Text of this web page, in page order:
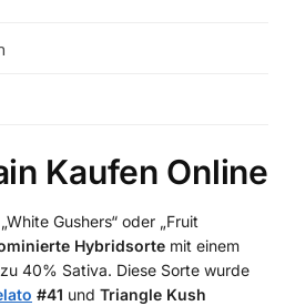
Kaufen Online
Gushers“ oder „Fruit
Hybridsorte mit einem
40% Sativa. Diese Sorte wurde
#41 und Triangle Kush